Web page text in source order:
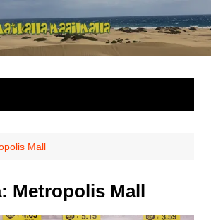
Matkalla
maailmalla
Mall
Metropolis Mall